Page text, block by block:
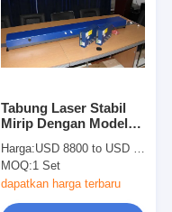
Tabung Laser Stabil
Mirip Dengan Model
Dengan Titik Sinar
Dan Stabilitas Yang
Sangat Baik
Harga:USD 8800 to USD 10800
MOQ:1 Set
dapatkan harga terbaru